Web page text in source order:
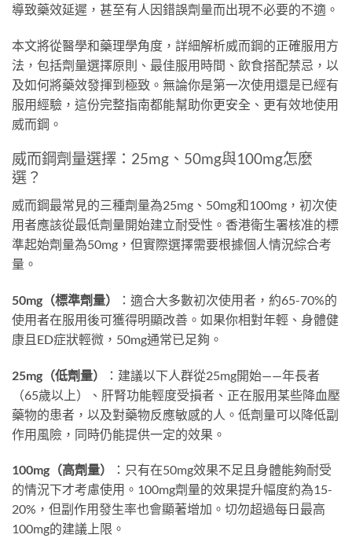
導致藥效延遲，甚至有人因錯誤劑量而出現不必要的不適。
本文將從醫學和藥理學角度，詳細解析威而鋼的正確服用方
法，包括劑量選擇原則、最佳服用時間、飲食搭配禁忌，以
及如何將藥效發揮到極致。無論你是第一次使用還是已經有
服用經驗，這份完整指南都能幫助你更安全、更有效地使用
威而鋼。
威而鋼劑量選擇：25mg、50mg與100mg怎麼
選？
威而鋼最常見的三種劑量為25mg、50mg和100mg，初次使
用者應該從最低劑量開始建立耐受性。香港衛生署核准的標
準起始劑量為50mg，但實際選擇需要根據個人情況綜合考
量。
50mg（標準劑量）
：適合大多數初次使用者，約65-70%的
使用者在服用後可獲得明顯改善。如果你相對年輕、身體健
康且ED症狀輕微，50mg通常已足夠。
25mg（低劑量）
：建議以下人群從25mg開始——年長者
（65歲以上）、肝腎功能輕度受損者、正在服用某些降血壓
藥物的患者，以及對藥物反應敏感的人。低劑量可以降低副
作用風險，同時仍能提供一定的效果。
100mg（高劑量）
：只有在50mg效果不足且身體能夠耐受
的情況下才考慮使用。100mg劑量的效果提升幅度約為15-
20%，但副作用發生率也會顯著增加。切勿超過每日最高
100mg的建議上限。